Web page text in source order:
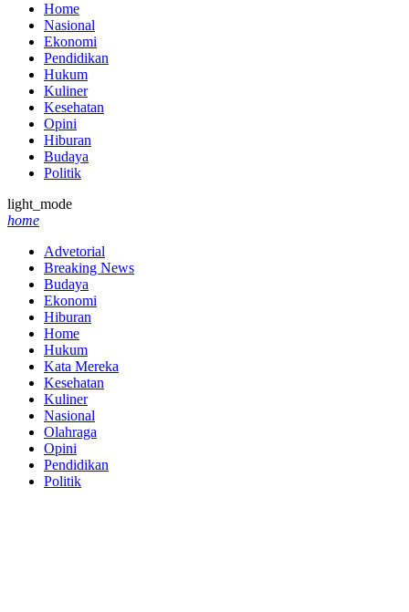
Home
Nasional
Ekonomi
Pendidikan
Hukum
Kuliner
Kesehatan
Opini
Hiburan
Budaya
Politik
light_mode
home
Advetorial
Breaking News
Budaya
Ekonomi
Hiburan
Home
Hukum
Kata Mereka
Kesehatan
Kuliner
Nasional
Olahraga
Opini
Pendidikan
Politik